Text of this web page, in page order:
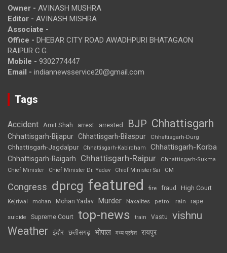
Owner - AVINASH MUSHRA
Editor - AVINASH MISHRA
Associate -
Office - DHEBAR CITY ROAD AWADHPURI BHATAGAON
RAIPUR C.G.
Mobile - 9302774447
Email - indiannewsservice20@gmail.com
Tags
Accident Amit Shah arrest arrested BJP Chhattisgarh
Chhattisgarh-Bijapur Chhattisgarh-Bilaspur Chhattisgarh-Durg
Chhattisgarh-Jagdalpur Chhattisgarh-Kabirdham Chhattisgarh-Korba
Chhattisgarh-Raigarh Chhattisgarh-Raipur
Chhattisgarh-Sukma
Chief Minister
Chief Minister Dr. Yadav Chief Minister Sai CM
Congress dprcg featured fire fraud High Court
Kejriwal mohan Mohan Yadav Murder Naxalites petrol rain rape
suicide Supreme Court top-news train Vastu vishnu
Weather इंदौर छत्तीसगढ़ भोपाल मध्य प्रदेश रायपुर